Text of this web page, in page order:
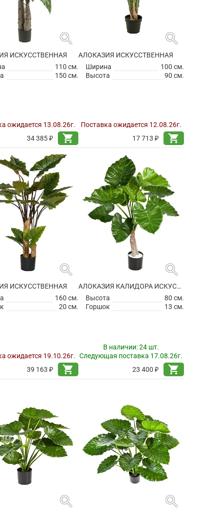
search
ИСКУССТВЕННАЯ
110 см.
150 см.
ожидается 13.08.26г.
34 385 ₽
shopping_cart
search
АЛОКАЗИЯ ИСКУССТВЕННАЯ
Ширина
100 см.
Высота
90 см.
Поставка ожидается 12.08.26г.
17 713 ₽
shopping_cart
search
ИСКУССТВЕННАЯ
160 см.
20 см.
ожидается 19.10.26г.
39 163 ₽
shopping_cart
search
АЛОКАЗИЯ КАЛИДОРА ИСКУССТВЕННАЯ
Высота
80 см.
Горшок
13 см.
В наличии:24 шт.
Следующая поставка 17.08.26г.
23 400 ₽
shopping_cart
search search